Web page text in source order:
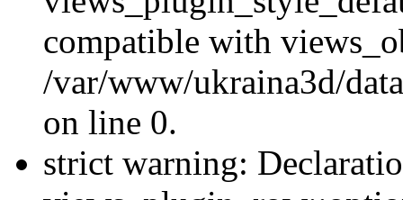
compatible with
/var/www/ukraina3d/
on line 0.
strict warning: